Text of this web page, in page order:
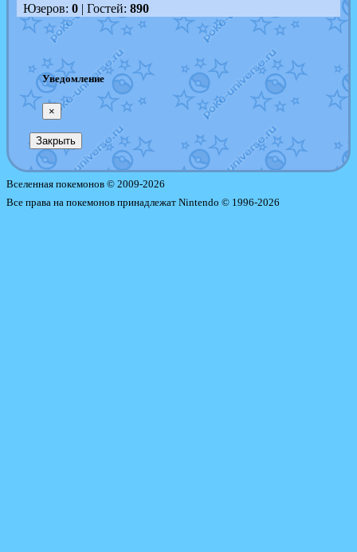
Юзеров: 0| Гостей: 890
Уведомление
×
Закрыть
Вселенная покемонов © 2009-2026
Все права на покемонов принадлежат Nintendo © 1996-2026